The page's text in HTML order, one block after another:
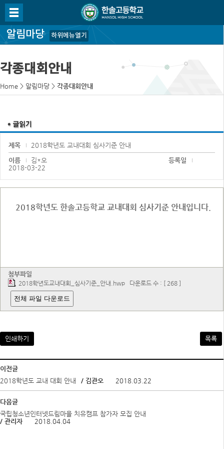
알림마당 하위메뉴열기
각종대회안내
Home > 알림마당 > 각종대회안내
제목
2018학년도 교내대회 심사기준 안내
이름
김*오
등록일
2018-03-22
2018학년도 한솔고등학교 교내대회 심사기준 안내입니다.
첨부파일
2018학년도교내대회_심사기준_안내.hwp 다운로드 수 : [ 268 ]
전체 파일 다운로드
인쇄하기 목록
이전글
2018학년도 교내 대회 안내
/ 김관오 2018.03.22
다음글
국립청소년인터넷드림마을 치유캠프 참가자 모집 안내
/ 관리자
2018.04.04